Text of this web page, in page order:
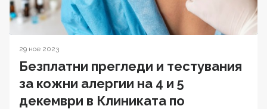
29 ное 2023
Безплатни прегледи и тестувания
за кожни алергии на 4 и 5
декември в Клиниката по